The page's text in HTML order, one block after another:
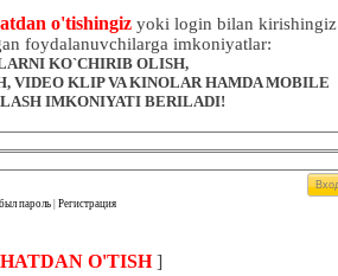
o'tishingizyoki login bilan kirishingiz
foydalanuvchilarga imkoniyatlar:
KO`CHIRIB OLISH,
VIDEO KLIP VA KINOLAR HAMDA MOBILE
IMKONIYATI BERILADI!
пароль Регистрация
O'TISH]